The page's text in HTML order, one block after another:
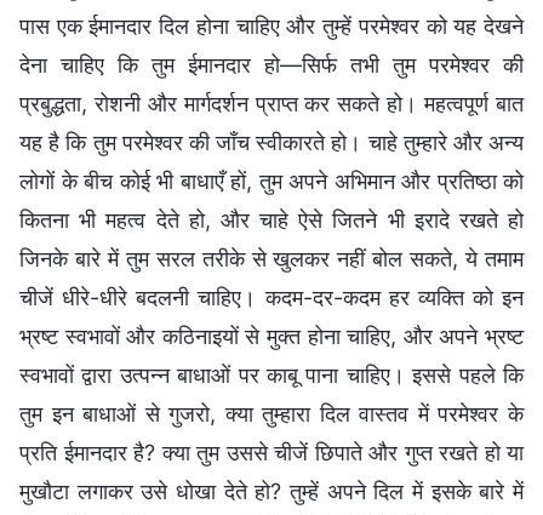
पास एक ईमानदार दिल होना चाहिए और तुम्हें परमेश्वर को यह देखने
देना चाहिए कि तुम ईमानदार हो—सिर्फ तभी तुम परमेश्वर की
प्रबुद्धता, रोशनी और मार्गदर्शन प्राप्त कर सकते हो। महत्वपूर्ण बात
यह है कि तुम परमेश्वर की जाँच स्वीकारते हो। चाहे तुम्हारे और अन्य
लोगों के बीच कोई भी बाधाएँ हों, तुम अपने अभिमान और प्रतिष्ठा को
कितना भी महत्व देते हो, और चाहे ऐसे जितने भी इरादे रखते हो
जिनके बारे में तुम सरल तरीके से खुलकर नहीं बोल सकते, ये तमाम
चीजें धीरे-धीरे बदलनी चाहिए। कदम-दर-कदम हर व्यक्ति को इन
भ्रष्ट स्वभावों और कठिनाइयों से मुक्त होना चाहिए, और अपने भ्रष्ट
स्वभावों द्वारा उत्पन्न बाधाओं पर काबू पाना चाहिए। इससे पहले कि
तुम इन बाधाओं से गुजरो, क्या तुम्हारा दिल वास्तव में परमेश्वर के
प्रति ईमानदार है? क्या तुम उससे चीजें छिपाते और गुप्त रखते हो या
मुखौटा लगाकर उसे धोखा देते हो? तुम्हें अपने दिल में इसके बारे में